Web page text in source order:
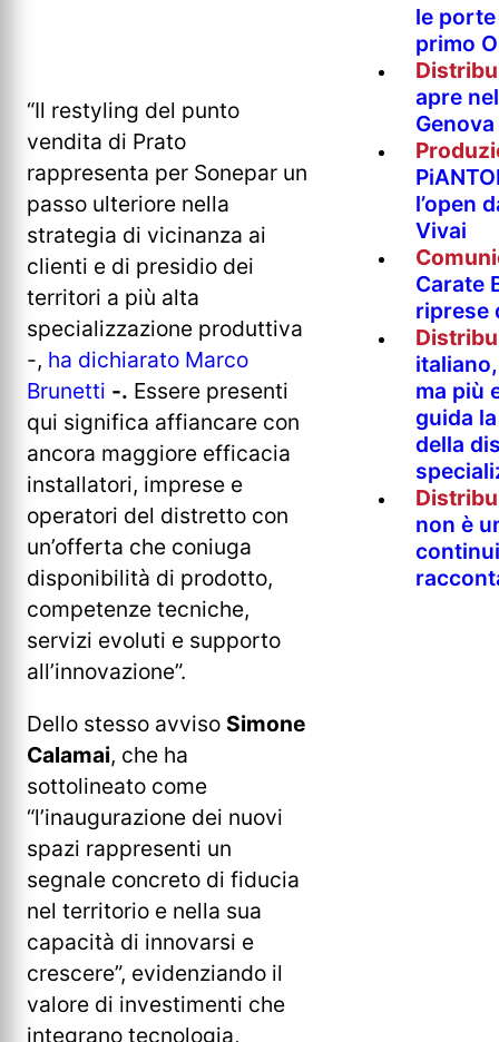
“Il restyling del punto
vendita di Prato
rappresenta per Sonepar un
passo ulteriore nella
strategia di vicinanza ai
clienti e di presidio dei
territori a più alta
specializzazione produttiva
-, ha dichiarato Marco
Brunetti -. Essere presenti
qui significa affiancare con
ancora maggiore efficacia
installatori, imprese e
operatori del distretto con
un’offerta che coniuga
disponibilità di prodotto,
competenze tecniche,
servizi evoluti e supporto
all’innovazione”.
Dello stesso avviso Simone
Calamai, che ha
sottolineato come
“l’inaugurazione dei nuovi
spazi rappresenti un
segnale concreto di fiducia
nel territorio e nella sua
capacità di innovarsi e
crescere”, evidenziando il
valore di investimenti che
integrano tecnologia,
le
primo
apre
Genova
l’open
Vivai
Carate
riprese
ma più
guida
della
non è